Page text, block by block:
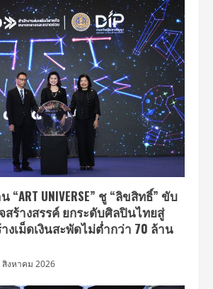
UNIVERSE” ชู “ลิขสิทธิ์” ขับ
สร้างสรรค์ ยกระดับศิลปินไทยสู่
งเม็ดเงินสะพัดไม่ต่ำกว่า 70 ล้าน
สิงหาคม 2026